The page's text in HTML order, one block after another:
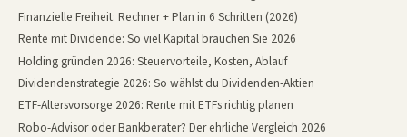
Finanzielle Freiheit: Rechner + Plan in 6 Schritten (2026)
Rente mit Dividende: So viel Kapital brauchen Sie 2026
Holding gründen 2026: Steuervorteile, Kosten, Ablauf
Dividendenstrategie 2026: So wählst du Dividenden-Aktien
ETF-Altersvorsorge 2026: Rente mit ETFs richtig planen
Robo-Advisor oder Bankberater? Der ehrliche Vergleich 2026